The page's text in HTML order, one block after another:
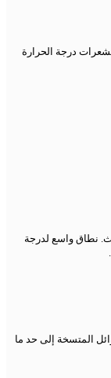
درجة الحرارة
ثنائي الاتجاه واسع من 0.01 م/ث إلى 15 م/ث. نطاق واسع لدرجة
المتسخة إلى حد ما